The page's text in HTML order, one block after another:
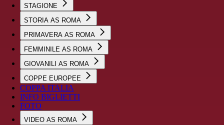
STAGIONE
STORIA AS ROMA
PRIMAVERA AS ROMA
FEMMINILE AS ROMA
GIOVANILI AS ROMA
COPPE EUROPEE
COPPA ITALIA
INFO BIGLIETTI
FOTO
VIDEO AS ROMA